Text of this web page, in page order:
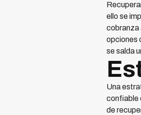
ello se
cobranza
opciones
se salda
Una
confiable
de